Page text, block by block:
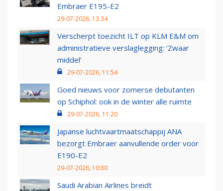
Embraer E195-E2
29-07-2026, 13:34
Verscherpt toezicht ILT op KLM E&M om
administratieve verslaglegging: ‘Zwaar
middel’
29-07-2026, 11:54
Goed nieuws voor zomerse debutanten
op Schiphol: ook in de winter alle ruimte
29-07-2026, 11:20
Japanse luchtvaartmaatschappij ANA
bezorgt Embraer aanvullende order voor
E190-E2
29-07-2026, 10:30
Saudi Arabian Airlines breidt